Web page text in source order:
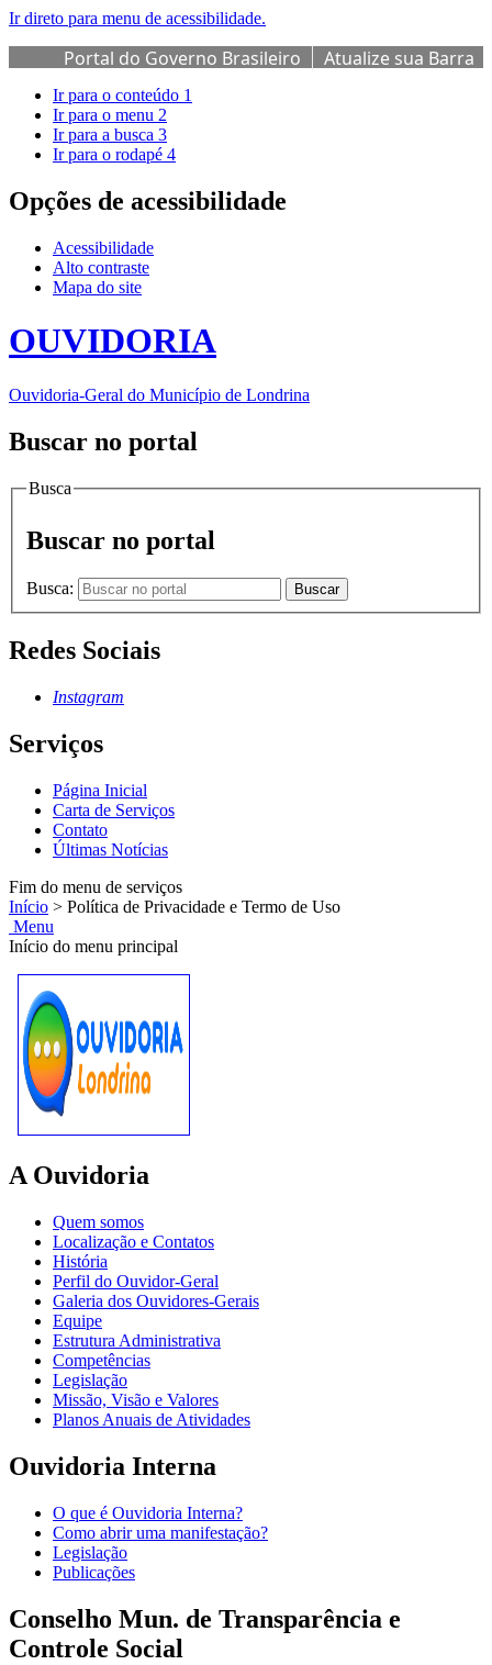
Ir direto para menu de acessibilidade.
Portal do Governo Brasileiro
Atualize sua Barra
de Governo
Ir para o conteúdo 1
Ir para o menu 2
Ir para a busca 3
Ir para o rodapé 4
Opções de acessibilidade
Acessibilidade
Alto contraste
Mapa do site
OUVIDORIA
Ouvidoria-Geral do Município de Londrina
Buscar no portal
Busca
Buscar no portal
Busca: Buscar
Redes Sociais
Instagram
Serviços
Página Inicial
Carta de Serviços
Contato
Últimas Notícias
Fim do menu de serviços
Início > Política de Privacidade e Termo de Uso
Menu
Início do menu principal
A Ouvidoria
Quem somos
Localização e Contatos
História
Perfil do Ouvidor-Geral
Galeria dos Ouvidores-Gerais
Equipe
Estrutura Administrativa
Competências
Legislação
Missão, Visão e Valores
Planos Anuais de Atividades
Ouvidoria Interna
O que é Ouvidoria Interna?
Como abrir uma manifestação?
Legislação
Publicações
Conselho Mun. de Transparência e
Controle Social